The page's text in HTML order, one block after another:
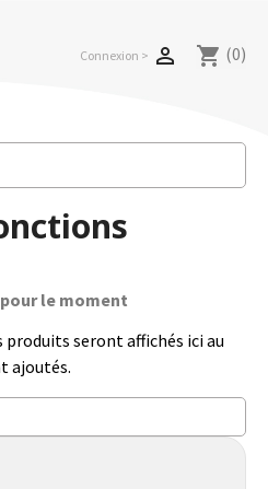
Connexion >  shopping_cart (0)
le moment
seront affichés ici au
ajoutés.